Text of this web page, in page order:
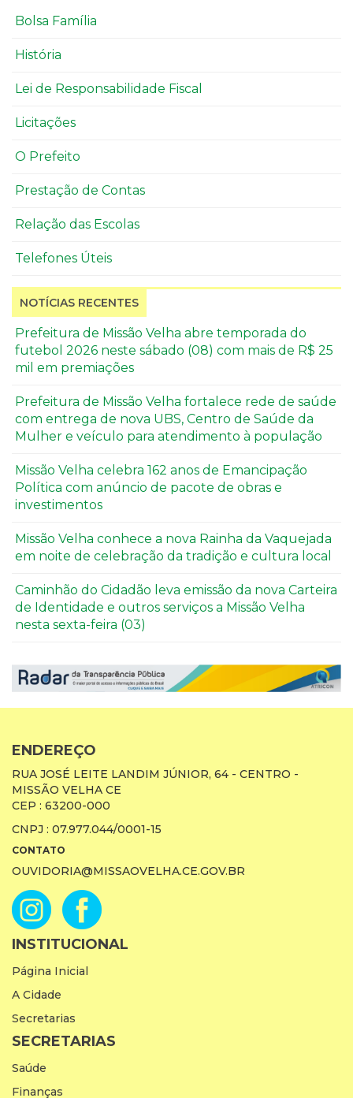
Bolsa Família
História
Lei de Responsabilidade Fiscal
Licitações
O Prefeito
Prestação de Contas
Relação das Escolas
Telefones Úteis
NOTÍCIAS RECENTES
Prefeitura de Missão Velha abre temporada do
futebol 2026 neste sábado (08) com mais de R$ 25
mil em premiações
Prefeitura de Missão Velha fortalece rede de saúde
com entrega de nova UBS, Centro de Saúde da
Mulher e veículo para atendimento à população
Missão Velha celebra 162 anos de Emancipação
Política com anúncio de pacote de obras e
investimentos
Missão Velha conhece a nova Rainha da Vaquejada
em noite de celebração da tradição e cultura local
Caminhão do Cidadão leva emissão da nova Carteira
de Identidade e outros serviços a Missão Velha
nesta sexta-feira (03)
ENDEREÇO
RUA JOSÉ LEITE LANDIM JÚNIOR, 64 - CENTRO -
MISSÃO VELHA CE
CEP : 63200-000
CNPJ : 07.977.044/0001-15
CONTATO
OUVIDORIA@MISSAOVELHA.CE.GOV.BR
INSTITUCIONAL
Página Inicial
A Cidade
Secretarias
SECRETARIAS
Saúde
Finanças